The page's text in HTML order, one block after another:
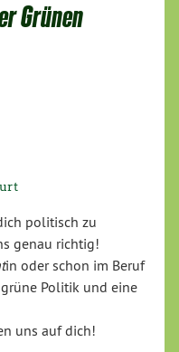
Grünen
politisch zu
genau richtig!
in oder schon im Beruf
Politik und eine
uns auf dich!